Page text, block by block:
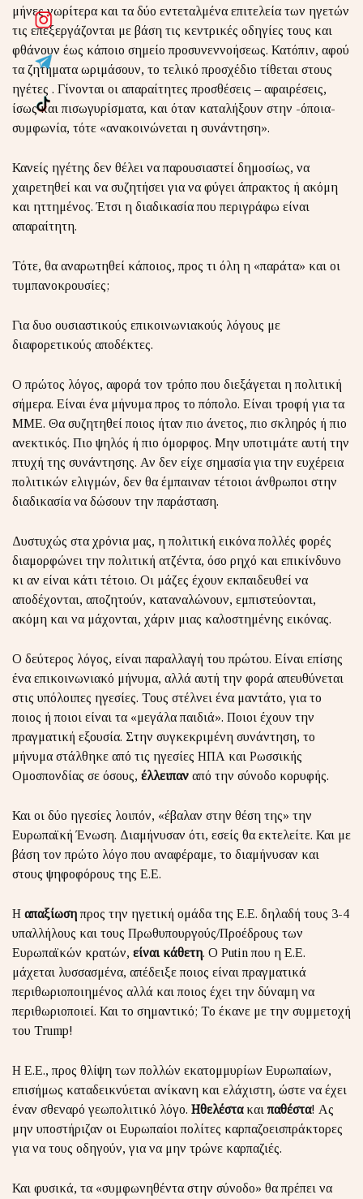
μήνες νωρίτερα και τα δύο εντεταλμένα επιτελεία των ηγετών
τις επεξεργάζονται με βάση τις κεντρικές οδηγίες τους και
φθάνουν έως κάποιο σημείο προσυνεννοήσεως. Κατόπιν, αφού
τα ζητήματα ωριμάσουν, το τελικό προσχέδιο τίθεται στους
ηγέτες . Γίνονται οι απαραίτητες προσθέσεις – αφαιρέσεις,
ίσως και πισωγυρίσματα, και όταν καταλήξουν στην -όποια-
συμφωνία, τότε «ανακοινώνεται η συνάντηση».
Κανείς ηγέτης δεν θέλει να παρουσιαστεί δημοσίως, να
χαιρετηθεί και να συζητήσει για να φύγει άπρακτος ή ακόμη
και ηττημένος. Έτσι η διαδικασία που περιγράφω είναι
απαραίτητη.
Τότε, θα αναρωτηθεί κάποιος, προς τι όλη η «παράτα» και οι
τυμπανοκρουσίες;
Για δυο ουσιαστικούς επικοινωνιακούς λόγους με
διαφορετικούς αποδέκτες.
Ο πρώτος λόγος, αφορά τον τρόπο που διεξάγεται η πολιτική
σήμερα. Είναι ένα μήνυμα προς το πόπολο. Είναι τροφή για τα
ΜΜΕ. Θα συζητηθεί ποιος ήταν πιο άνετος, πιο σκληρός ή πιο
ανεκτικός. Πιο ψηλός ή πιο όμορφος. Μην υποτιμάτε αυτή την
πτυχή της συνάντησης. Αν δεν είχε σημασία για την ευχέρεια
πολιτικών ελιγμών, δεν θα έμπαιναν τέτοιοι άνθρωποι στην
διαδικασία να δώσουν την παράσταση.
Δυστυχώς στα χρόνια μας, η πολιτική εικόνα πολλές φορές
διαμορφώνει την πολιτική ατζέντα, όσο ρηχό και επικίνδυνο
κι αν είναι κάτι τέτοιο. Οι μάζες έχουν εκπαιδευθεί να
αποδέχονται, αποζητούν, καταναλώνουν, εμπιστεύονται,
ακόμη και να μάχονται, χάριν μιας καλοστημένης εικόνας.
Ο δεύτερος λόγος, είναι παραλλαγή του πρώτου. Είναι επίσης
ένα επικοινωνιακό μήνυμα, αλλά αυτή την φορά απευθύνεται
στις υπόλοιπες ηγεσίες. Τους στέλνει ένα μαντάτο, για το
ποιος ή ποιοι είναι τα «μεγάλα παιδιά». Ποιοι έχουν την
πραγματική εξουσία. Στην συγκεκριμένη συνάντηση, το
μήνυμα στάλθηκε από τις ηγεσίες ΗΠΑ και Ρωσσικής
Ομοσπονδίας σε όσους, έλλειπαν από την σύνοδο κορυφής.
Και οι δύο ηγεσίες λοιπόν, «έβαλαν στην θέση της» την
Ευρωπαϊκή Ένωση. Διαμήνυσαν ότι, εσείς θα εκτελείτε. Και με
βάση τον πρώτο λόγο που αναφέραμε, το διαμήνυσαν και
στους ψηφοφόρους της Ε.Ε.
Η απαξίωση προς την ηγετική ομάδα της Ε.Ε. δηλαδή τους 3-4
υπαλλήλους και τους Πρωθυπουργούς/Προέδρους των
Ευρωπαϊκών κρατών, είναι κάθετη. Ο Putin που η Ε.Ε.
μάχεται λυσσασμένα, απέδειξε ποιος είναι πραγματικά
περιθωριοποιημένος αλλά και ποιος έχει την δύναμη να
περιθωριοποιεί. Και το σημαντικό; Το έκανε με την συμμετοχή
του Trump!
Η Ε.Ε., προς θλίψη των πολλών εκατομμυρίων Ευρωπαίων,
επισήμως καταδεικνύεται ανίκανη και ελάχιστη, ώστε να έχει
έναν σθεναρό γεωπολιτικό λόγο. Ηθελέστακαιπαθέστα! Ας
μην υποστήριζαν οι Ευρωπαίοι πολίτες καρπαζοεισπράκτορες
για να τους οδηγούν, για να μην τρώνε καρπαζιές.
Και φυσικά, τα «συμφωνηθέντα στην σύνοδο» θα πρέπει να